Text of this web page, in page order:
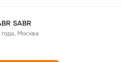
SABR
, Москва